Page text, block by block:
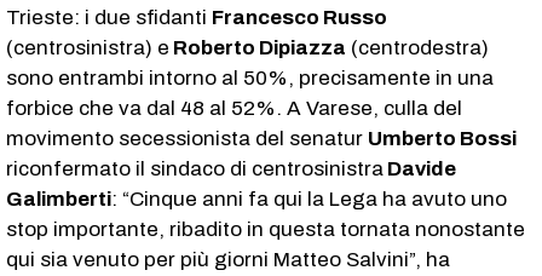
Trieste: i due sfidanti Francesco Russo
(centrosinistra) e Roberto Dipiazza (centrodestra)
sono entrambi intorno al 50%, precisamente in una
forbice che va dal 48 al 52%. A Varese, culla del
movimento secessionista del senatur Umberto Bossi
riconfermato il sindaco di centrosinistra Davide
Galimberti: “Cinque anni fa qui la Lega ha avuto uno
stop importante, ribadito in questa tornata nonostante
qui sia venuto per più giorni Matteo Salvini”, ha